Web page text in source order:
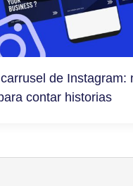
de Instagram:
contar historias